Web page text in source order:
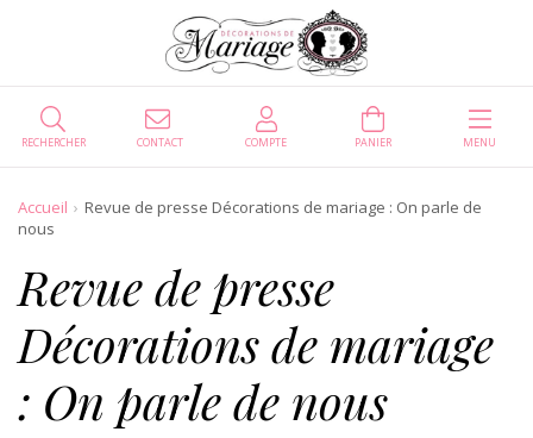
CONTACT
RECHERCHER COMPTE PANIER MENU
Accueil
Revue de presse Décorations de mariage : On parle de
nous
Revue de presse
Décorations de mariage
: On parle de nous